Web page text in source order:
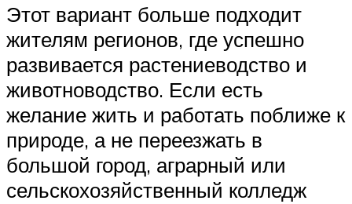
Этот вариант больше подходит
жителям регионов, где успешно
развивается растениеводство и
животноводство. Если есть
желание жить и работать поближе к
природе, а не переезжать в
большой город, аграрный или
сельскохозяйственный колледж